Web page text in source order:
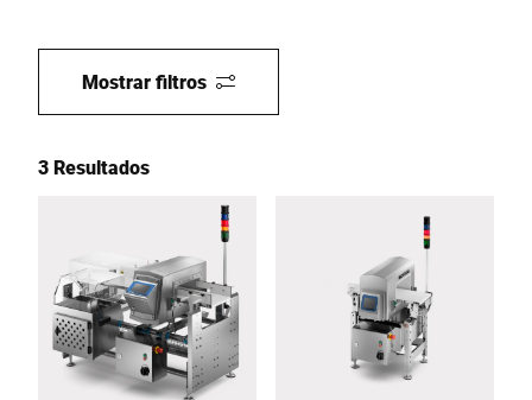
Mostrar filtros
3 Resultados